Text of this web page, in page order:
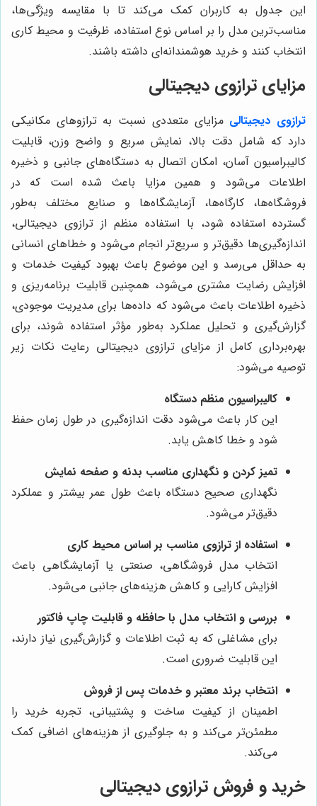
این جدول به کاربران کمک می‌کند تا با مقایسه ویژگی‌ها،
مناسب‌ترین مدل را بر اساس نوع استفاده، ظرفیت و محیط کاری
انتخاب کنند و خرید هوشمندانه‌ای داشته باشند.
مزایای ترازوی دیجیتالی
ترازوی دیجیتالی مزایای متعددی نسبت به ترازوهای مکانیکی
دارد که شامل دقت بالا، نمایش سریع و واضح وزن، قابلیت
کالیبراسیون آسان، امکان اتصال به دستگاه‌های جانبی و ذخیره
اطلاعات می‌شود و همین مزایا باعث شده است که در
فروشگاه‌ها، کارگاه‌ها، آزمایشگاه‌ها و صنایع مختلف به‌طور
گسترده استفاده شود، با استفاده منظم از ترازوی دیجیتالی،
اندازه‌گیری‌ها دقیق‌تر و سریع‌تر انجام می‌شود و خطاهای انسانی
به حداقل می‌رسد و این موضوع باعث بهبود کیفیت خدمات و
افزایش رضایت مشتری می‌شود، همچنین قابلیت برنامه‌ریزی و
ذخیره اطلاعات باعث می‌شود که داده‌ها برای مدیریت موجودی،
گزارش‌گیری و تحلیل عملکرد به‌طور مؤثر استفاده شوند، برای
بهره‌برداری کامل از مزایای ترازوی دیجیتالی رعایت نکات زیر
توصیه می‌شود:
کالیبراسیون منظم دستگاه
این کار باعث می‌شود دقت اندازه‌گیری در طول زمان حفظ
شود و خطا کاهش یابد.
تمیز کردن و نگهداری مناسب بدنه و صفحه نمایش
نگهداری صحیح دستگاه باعث طول عمر بیشتر و عملکرد
دقیق‌تر می‌شود.
استفاده از ترازوی مناسب بر اساس محیط کاری
انتخاب مدل فروشگاهی، صنعتی یا آزمایشگاهی باعث
افزایش کارایی و کاهش هزینه‌های جانبی می‌شود.
بررسی و انتخاب مدل با حافظه و قابلیت چاپ فاکتور
برای مشاغلی که به ثبت اطلاعات و گزارش‌گیری نیاز دارند،
این قابلیت ضروری است.
انتخاب برند معتبر و خدمات پس از فروش
اطمینان از کیفیت ساخت و پشتیبانی، تجربه خرید را
مطمئن‌تر می‌کند و به جلوگیری از هزینه‌های اضافی کمک
می‌کند.
خرید و فروش ترازوی دیجیتالی